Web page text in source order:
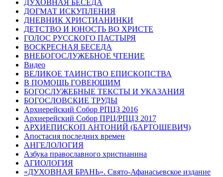
ДУХОВНАЯ БЕСЕДА
ДОГМАТ ИСКУПЛЕНИЯ
ДНЕВНИК ХРИСТИАНИНКИ
ДЕТСТВО И ЮНОСТЬ ВО ХРИСТЕ
ГОЛОС РУССКОГО ПАСТЫРЯ
ВОСКРЕСНАЯ БЕСЕДА
ВНЕБОГОСЛУЖЕБНОЕ ЧТЕНИЕ
Видео
ВЕЛИКОЕ ТАИНСТВО ЕПИСКОПСТВА
В ПОМОЩЬ ГОВЕЮЩИМ
БОГОСЛУЖЕБНЫЕ ТЕКСТЫ И УКАЗАНИЯ
БОГОСЛОВСКИЕ ТРУДЫ
Архиерейский Собор РПЦЗ 2016
Архиерейский Собор ПРЦ/РПЦЗ 2017
АРХИЕПИСКОП АНТОНИЙ (БАРТОШЕВИЧ)
Апостасия последних времен
АНГЕЛОЛОГИЯ
Азбука православного христианина
АГИОЛОГИЯ
«ДУХОВНАЯ БРАНЬ». Свято-Афанасьевское издание